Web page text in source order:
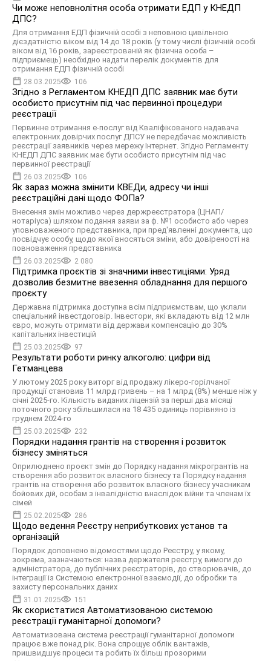
Чи може неповнолітня особа отримати ЕДП у КНЕДП
ДПС?
Для отримання ЕДП фізичній особі з неповною цивільною
дієздатністю віком від 14 до 18 років (у тому числі фізичній особі
віком від 16 років, зареєстрованій як фізична особа –
підприємець) необхідно надати перелік документів для
отримання ЕДП фізичній особі
28.03.2025 106
Згідно з Регламентом КНЕДП ДПС заявник має бути
особисто присутнім під час первинної процедури
реєстрації
Первинне отримання е-послуг від Кваліфікованого надавача
електронних довірчих послуг ДПСУ не передбачає можливість
реєстрації заявників через мережу Інтернет. Згідно Регламенту
КНЕДП ДПС заявник має бути особисто присутнім під час
первинної реєстрації
26.03.2025 106
Як зараз можна змінити КВЕДи, адресу чи інші
реєстраційні дані щодо ФОПа?
Внесення змін можливо через держреєстратора (ЦНАП/
нотаріуса) шляхом подання заяви за ф. №1 особисто або через
уповноваженого представника, при пред'явленні документа, що
посвідчує особу, щодо якої вносяться зміни, або довіреності на
повноваження представника
26.03.2025 2 080
Підтримка проєктів зі значними інвестиціями: Уряд
дозволив безмитне ввезення обладнання для першого
проєкту
Державна підтримка доступна всім підприємствам, що уклали
спеціальний інвестдоговір. Інвестори, які вкладають від 12 млн
євро, можуть отримати від держави компенсацію до 30%
капітальних інвестицій
25.03.2025 97
Результати роботи ринку алкоголю: цифри від
Гетманцева
У лютому 2025 року виторг від продажу лікеро-горілчаної
продукції становив 11 млрд гривень – на 1 млрд (8%) менше ніж у
січні 2025-го. Кількість виданих ліцензій за перші два місяці
поточного року збільшилася на 18 435 одиниць порівняно із
груднем 2024-го
25.03.2025 232
Порядки надання грантів на створення і розвиток
бізнесу зміняться
Оприлюднено проєкт змін до Порядку надання мікрогрантів на
створення або розвиток власного бізнесу та Порядку надання
грантів на створення або розвиток власного бізнесу учасникам
бойових дій, особам з інвалідністю внаслідок війни та членам їх
сімей
25.02.2025 286
Щодо ведення Реєстру неприбуткових установ та
організацій
Порядок доповнено відомостями щодо Реєстру, у якому,
зокрема, зазначаються: назва держателя реєстру, вимоги до
адміністратора, до публічних реєстраторів, до створювачів, до
інтеграції із Системою електронної взаємодії, до обробки та
захисту персональних даних
31.01.2025 151
Як скористатися Автоматизованою системою
реєстрації гуманітарної допомоги?
Автоматизована система реєстрації гуманітарної допомоги
працює вже понад рік. Вона спрощує облік вантажів,
пришвидшує процеси та робить їх більш прозорими